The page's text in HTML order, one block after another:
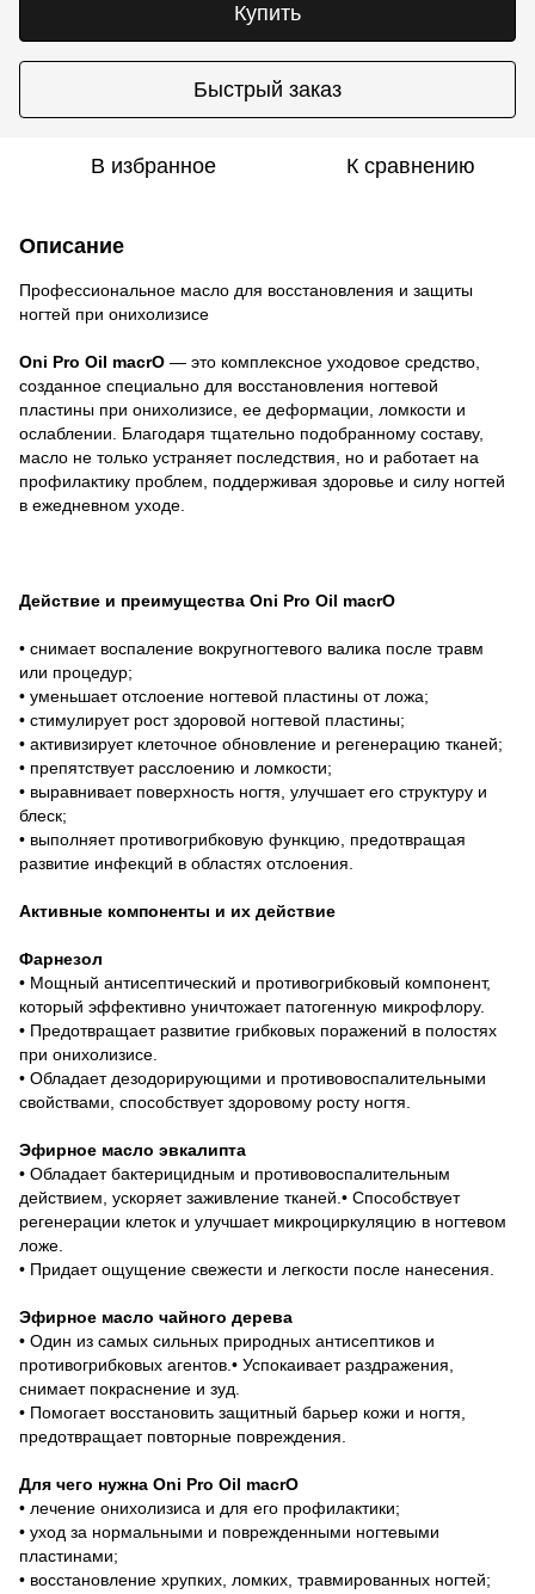
Купить
Быстрый заказ
В избранное К сравнению
Описание
Профессиональное масло для восстановления и защиты
ногтей при онихолизисе
Oni Pro Oil macrO — это комплексное уходовое средство,
созданное специально для восстановления ногтевой
пластины при онихолизисе, ее деформации, ломкости и
ослаблении. Благодаря тщательно подобранному составу,
масло не только устраняет последствия, но и работает на
профилактику проблем, поддерживая здоровье и силу ногтей
в ежедневном уходе.
Действие и преимущества Oni Pro Oil macrO
• снимает воспаление вокругногтевого валика после травм
или процедур;
• уменьшает отслоение ногтевой пластины от ложа;
• стимулирует рост здоровой ногтевой пластины;
• активизирует клеточное обновление и регенерацию тканей;
• препятствует расслоению и ломкости;
• выравнивает поверхность ногтя, улучшает его структуру и
блеск;
• выполняет противогрибковую функцию, предотвращая
развитие инфекций в областях отслоения.
Активные компоненты и их действие
Фарнезол
• Мощный антисептический и противогрибковый компонент,
который эффективно уничтожает патогенную микрофлору.
• Предотвращает развитие грибковых поражений в полостях
при онихолизисе.
• Обладает дезодорирующими и противовоспалительными
свойствами, способствует здоровому росту ногтя.
Эфирное масло эвкалипта
• Обладает бактерицидным и противовоспалительным
действием, ускоряет заживление тканей.• Способствует
регенерации клеток и улучшает микроциркуляцию в ногтевом
ложе.
• Придает ощущение свежести и легкости после нанесения.
Эфирное масло чайного дерева
• Один из самых сильных природных антисептиков и
противогрибковых агентов.• Успокаивает раздражения,
снимает покраснение и зуд.
• Помогает восстановить защитный барьер кожи и ногтя,
предотвращает повторные повреждения.
Для чего нужна Oni Pro Oil macrO
• лечение онихолизиса и для его профилактики;
• уход за нормальными и поврежденными ногтевыми
пластинами;
• восстановление хрупких, ломких, травмированных ногтей;